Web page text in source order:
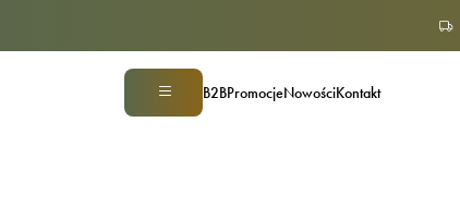
B2BPromocjeNowościKontakt